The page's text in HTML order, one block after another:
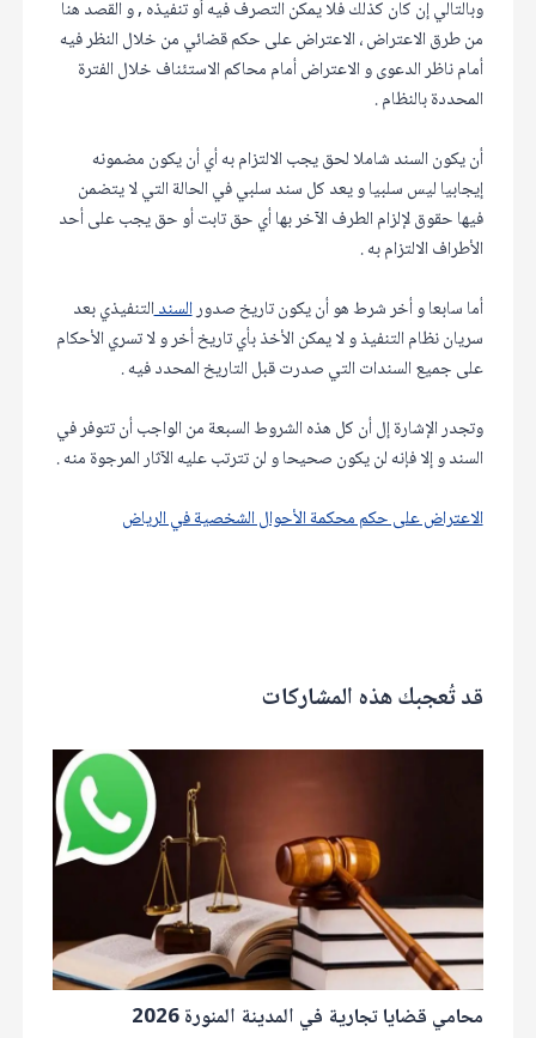
وبالتالي إن كان كذلك فلا يمكن التصرف فيه أو تنفيذه , و القصد هنا
من طرق الاعتراض ، الاعتراض على حكم قضائي من خلال النظر فيه
أمام ناظر الدعوى و الاعتراض أمام محاكم الاستئناف خلال الفترة
المحددة بالنظام .
أن يكون السند شاملا لحق يجب الالتزام به أي أن يكون مضمونه
إيجابيا ليس سلبيا و يعد كل سند سلبي في الحالة التي لا يتضمن
فيها حقوق لإلزام الطرف الآخر بها أي حق تابت أو حق يجب على أحد
الأطراف الالتزام به .
أما سابعا و أخر شرط هو أن يكون تاريخ صدورالسندالتنفيذي بعد
سريان نظام التنفيذ و لا يمكن الأخذ بأي تاريخ أخر و لا تسري الأحكام
على جميع السندات التي صدرت قبل التاريخ المحدد فيه .
وتجدر الإشارة إل أن كل هذه الشروط السبعة من الواجب أن تتوفر في
السند و إلا فإنه لن يكون صحيحا و لن تترتب عليه الآثار المرجوة منه .
الاعتراض على حكم محكمة الأحوال الشخصية في الرياض
قد تُعجبك هذه المشاركات
محامي قضايا تجارية في المدينة المنورة 2026